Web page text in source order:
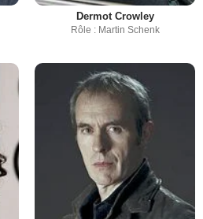
Dermot Crowley
Rôle : Martin Schenk